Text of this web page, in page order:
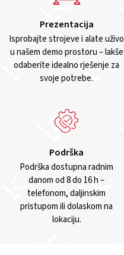
Prezentacija
Isprobajte strojeve i alate uživo
u našem demo prostoru – lakše
odaberite idealno rješenje za
svoje potrebe.
Podrška
Podrška dostupna radnim
danom od 8 do 16 h –
telefonom, daljinskim
pristupom ili dolaskom na
lokaciju.